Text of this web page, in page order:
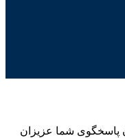
پاسخگوی شما عزیزان